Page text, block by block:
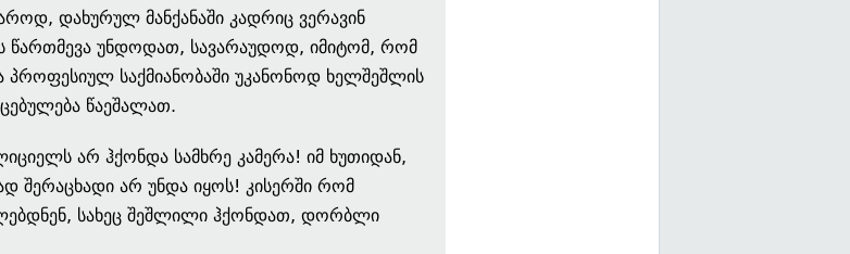
დახურულ მანქანაში კადრიც ვერავინ
უნდოდათ, სავარაუდოდ, იმიტომ, რომ
პროფესიულ საქმიანობაში უკანონოდ ხელშეშლის
წაეშალათ.
არ ჰქონდა სამხრე კამერა! იმ ხუთიდან,
შერაცხადი არ უნდა იყოს! კისერში რომ
სახეც შეშლილი ჰქონდათ, დორბლი